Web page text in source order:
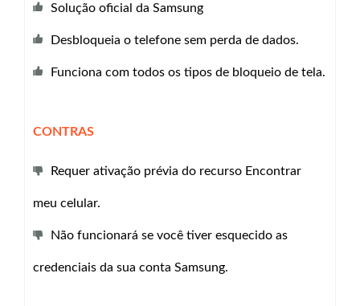
Solução oficial da Samsung
Desbloqueia o telefone sem perda de dados.
Funciona com todos os tipos de bloqueio de tela.
CONTRAS
Requer ativação prévia do recurso Encontrar
meu celular.
Não funcionará se você tiver esquecido as
credenciais da sua conta Samsung.